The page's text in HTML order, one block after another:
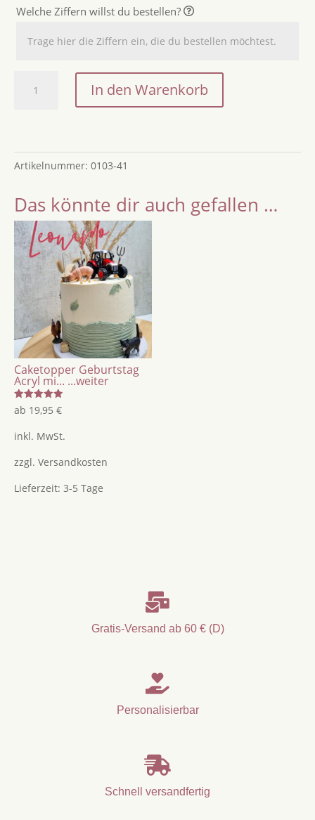
Welche Ziffern willst du bestellen?
Topper
Set
Menge
In den Warenkorb
Artikelnummer: 0103-41
Das könnte dir auch gefallen …
Caketopper Geburtstag
Acryl mi... ...weiter
Bewertet
mit
von 5
ab 19,95 €
inkl. MwSt.
zzgl. Versandkosten
Lieferzeit: 3-5 Tage

Gratis-Versand ab 60 € (D)

Personalisierbar

Schnell versandfertig